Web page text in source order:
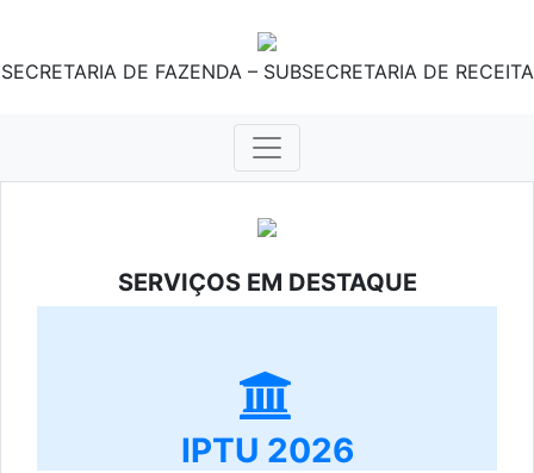
SECRETARIA DE FAZENDA – SUBSECRETARIA DE RECEITA
SERVIÇOS EM DESTAQUE
IPTU 2026